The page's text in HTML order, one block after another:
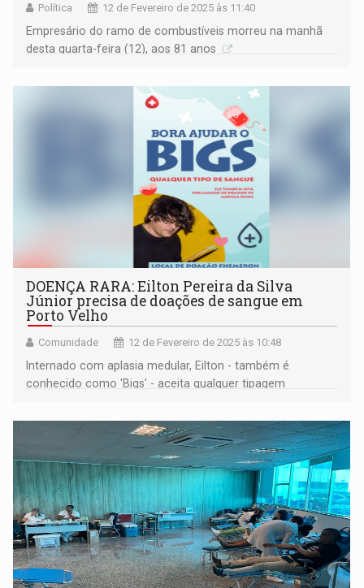
Política 12 de Fevereiro de 2025 às 11:40
Empresário do ramo de combustíveis morreu na manhã
desta quarta-feira (12), aos 81 anos
DOENÇA RARA: Eilton Pereira da Silva
Júnior precisa de doações de sangue em
Porto Velho
Comunidade 12 de Fevereiro de 2025 às 10:48
Internado com aplasia medular, Eilton - também é
conhecido como 'Bigs' - aceita qualquer tipagem